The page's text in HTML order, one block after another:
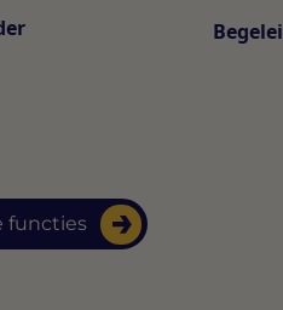
functies